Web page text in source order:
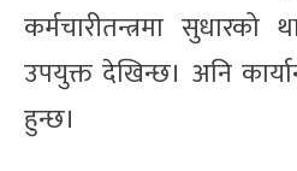
कर्मचारीतन्त्रमा
उपयुक्त देखिन्छ। अनि
हुन्छ।